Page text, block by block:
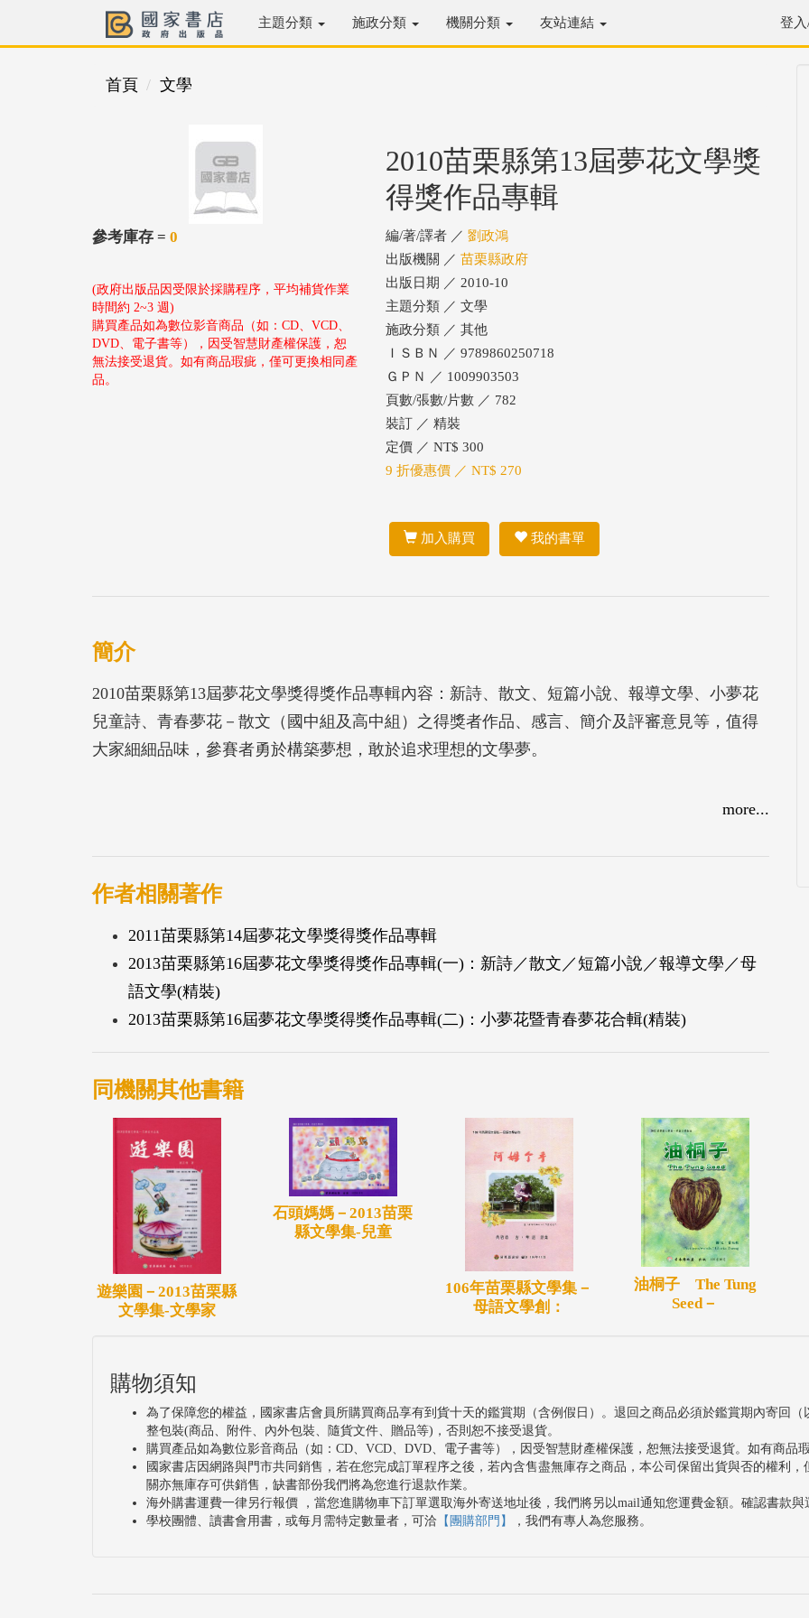
主題分類 施政分類 機關分類 友站連結 登
首頁 文學
參考庫存 = 0
(政府出版品因受限於採購程序，平均補貨作業
時間約 2~3 週)
購買產品如為數位影音商品（如：CD、VCD、
DVD、電子書等），因受智慧財產權保護，恕
無法接受退貨。如有商品瑕疵，僅可更換相同產
品。
2010苗栗縣第13屆夢花文學獎
得獎作品專輯
編/著/譯者 ／ 劉政鴻
出版機關 ／ 苗栗縣政府
出版日期 ／ 2010-10
主題分類 ／ 文學
施政分類 ／ 其他
ＩＳＢＮ ／ 9789860250718
ＧＰＮ ／ 1009903503
頁數/張數/片數 ／ 782
裝訂 ／ 精裝
定價 ／ NT$ 300
9 折優惠價 ／ NT$ 270
加入購買 我的書單
簡介
2010苗栗縣第13屆夢花文學獎得獎作品專輯內容：新詩、散文、短篇小說、報導文學、小夢花
兒童詩、青春夢花－散文（國中組及高中組）之得獎者作品、感言、簡介及評審意見等，值得
大家細細品味，參賽者勇於構築夢想，敢於追求理想的文學夢。
more...
作者相關著作
2011苗栗縣第14屆夢花文學獎得獎作品專輯
2013苗栗縣第16屆夢花文學獎得獎作品專輯(一)：新詩／散文／短篇小說／報導文學／母
語文學(精裝)
2013苗栗縣第16屆夢花文學獎得獎作品專輯(二)：小夢花暨青春夢花合輯(精裝)
同機關其他書籍
遊樂園－2013苗栗縣
文學集-文學家
石頭媽媽－2013苗栗
縣文學集-兒童
106年苗栗縣文學集－
母語文學創：
油桐子 The Tung
Seed－
購物須知
為了保障您的權益，國家書店會員所購買商品享有到貨十天的鑑賞期（含例假日）。退回之商品必須於鑑賞期內寄回
整包裝(商品、附件、內外包裝、隨貨文件、贈品等)，否則恕不接受退貨。
購買產品如為數位影音商品（如：CD、VCD、DVD、電子書等），因受智慧財產權保護，恕無法接受退貨。如有商品
國家書店因網路與門市共同銷售，若在您完成訂單程序之後，若內含售盡無庫存之商品，本公司保留出貨與否的權利
關亦無庫存可供銷售，缺書部份我們將為您進行退款作業。
海外購書運費一律另行報價 ，當您進購物車下訂單選取海外寄送地址後，我們將另以mail通知您運費金額。確認書款
學校團體、讀書會用書，或每月需特定數量者，可洽 【團購部門】 ，我們有專人為您服務。